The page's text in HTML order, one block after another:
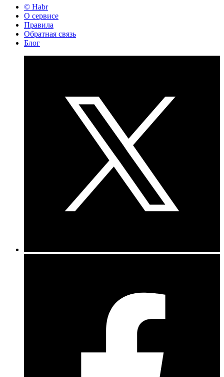
© Habr
О сервисе
Правила
Обратная связь
Блог